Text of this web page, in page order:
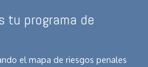
tu programa de
el mapa de riesgos penales